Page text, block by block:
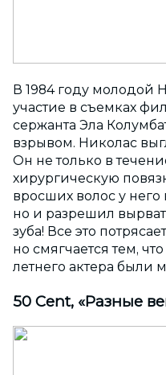
В 1984 году молодой
участие в съемках
сержанта Эла
взрывом. Николас
Он не только в
хирургическую
вросших волос у него
но и разрешил
зуба! Все это
но смягчается тем,
летнего актера были
50 Cent, «Разные